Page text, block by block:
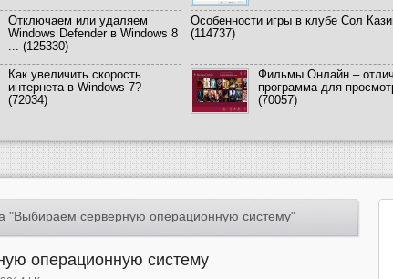
Отключаем или удаляем
Windows Defender в Windows 8
... (125330)
Особенности игры в клубе Сол
(114737)
Как увеличить скорость
интернета в Windows 7?
(72034)
Фильмы Онлайн –
программа для
(70057)
"Выбираем серверную операционную систему"
операционную систему